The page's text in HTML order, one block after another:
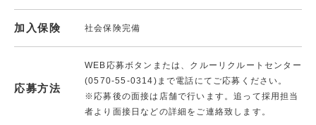
加入保険 社会保険完備
応募方法
WEB応募ボタンまたは、クルーリクルートセンター
(0570-55-0314)まで電話にてご応募ください。
※応募後の面接は店舗で行います。追って採用担当
者より面接日などの詳細をご連絡致します。